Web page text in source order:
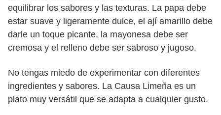
equilibrar los sabores y las texturas. La papa debe
estar suave y ligeramente dulce, el ají amarillo debe
darle un toque picante, la mayonesa debe ser
cremosa y el relleno debe ser sabroso y jugoso.
No tengas miedo de experimentar con diferentes
ingredientes y sabores. La Causa Limeña es un
plato muy versátil que se adapta a cualquier gusto.